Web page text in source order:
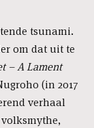
tsunami.
om dat uit te
– A Lament
(in 2017
verhaal
volksmythe,